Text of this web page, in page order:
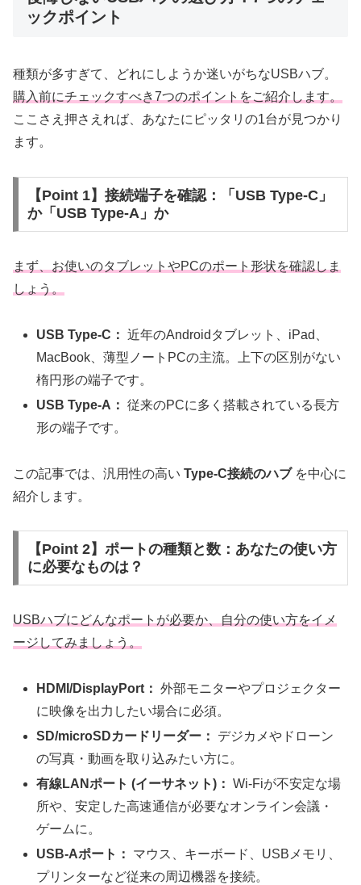
ックポイント
種類が多すぎて、どれにしようか迷いがちなUSBハブ。
購入前にチェックすべき7つのポイントをご紹介します。
ここさえ押さえれば、あなたにピッタリの1台が見つかり
ます。
【Point 1】接続端子を確認：「USB Type-C」
か「USB Type-A」か
まず、お使いのタブレットやPCのポート形状を確認しま
しょう。
USB Type-C： 近年のAndroidタブレット、iPad、
MacBook、薄型ノートPCの主流。上下の区別がない
楕円形の端子です。
USB Type-A： 従来のPCに多く搭載されている長方
形の端子です。
この記事では、汎用性の高い Type-C接続のハブを中心に
紹介します。
【Point 2】ポートの種類と数：あなたの使い方
に必要なものは？
USBハブにどんなポートが必要か、自分の使い方をイメ
ージしてみましょう。
HDMI/DisplayPort： 外部モニターやプロジェクター
に映像を出力したい場合に必須。
SD/microSDカードリーダー：
デジカメやドローン
の写真・動画を取り込みたい方に。
有線LANポート (イーサネット)： Wi-Fiが不安定な場
所や、安定した高速通信が必要なオンライン会議・
ゲームに。
USB-Aポート：
マウス、キーボード、USBメモリ、
プリンターなど従来の周辺機器を接続。